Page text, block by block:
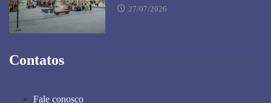
27/07/2026
Contatos
Fale conosco